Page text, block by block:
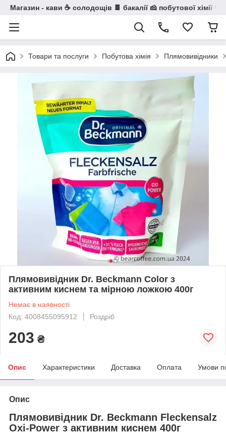
Магазин - кави ☕ солодощів 🍫 бакалії 🧀 побутової хімії 🧼
Товари та послуги Побутова хімія Плямовивідники
Плямовивідник Dr. Beckmann Color з
активним киснем та мірною ложкою 400г
Немає в наявності
Код: 4008455095912
Роздріб
203 ₴
Опис Характеристики Доставка Оплата Умови
Опис
Плямовивідник Dr. Beckmann Fleckensalz
Oxi-Power з активним киснем 400г